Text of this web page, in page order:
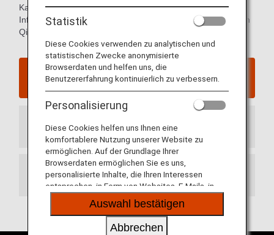
Karten der Ankunfts- und Abflugterminals und andere
Informationen für Orientierung im Internationalen Flughafen
Qingdao Jiaodong
Website des Qingdao Jiaodong International
Airport
Ankunftsterminal
Abflugterminal
Statistik
Diese Cookies verwenden zu analytischen und
statistischen Zwecke anonymisierte
Browserdaten und helfen uns, die
Benutzererfahrung kontinuierlich zu verbessern.
Personalisierung
Diese Cookies helfen uns Ihnen eine
komfortablere Nutzung unserer Website zu
ermöglichen. Auf der Grundlage Ihrer
Browserdaten ermöglichen Sie es uns,
personalisierte Inhalte, die Ihren Interessen
entsprechen, in Form von Websites, E-Mails, in
sozialen Medien und Werbung anzubieten.
Auswahl bestätigen
Abbrechen